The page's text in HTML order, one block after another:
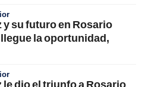
su futuro en Rosario
la oportunidad,
dio el triunfo a Rosario